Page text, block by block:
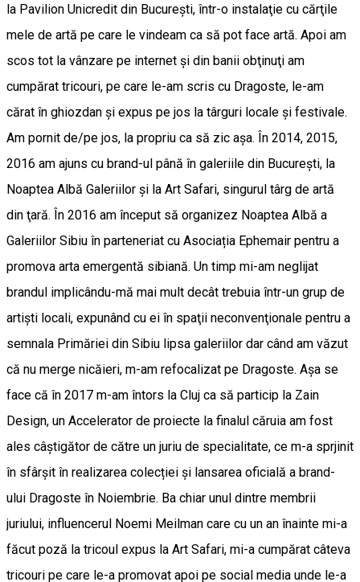
la Pavilion Unicredit din București, într-o instalaţie cu cărţile
mele de artă pe care le vindeam ca să pot face artă. Apoi am
scos tot la vânzare pe internet și din banii obţinuţi am
cumpărat tricouri, pe care le-am scris cu Dragoste, le-am
cărat în ghiozdan şi expus pe jos la târguri locale şi festivale.
Am pornit de/pe jos, la propriu ca să zic așa. În 2014, 2015,
2016 am ajuns cu brand-ul până în galeriile din Bucureşti, la
Noaptea Albă Galeriilor şi la Art Safari, singurul târg de artă
din ţară. În 2016 am început să organizez Noaptea Albă a
Galeriilor Sibiu în parteneriat cu Asociația Ephemair pentru a
promova arta emergentă sibiană. Un timp mi-am neglijat
brandul implicându-mă mai mult decât trebuia într-un grup de
artişti locali, expunând cu ei în spaţii neconvenţionale pentru a
semnala Primăriei din Sibiu lipsa galeriilor dar când am văzut
că nu merge nicăieri, m-am refocalizat pe Dragoste. Aşa se
face că în 2017 m-am întors la Cluj ca să particip la Zain
Design, un Accelerator de proiecte la finalul căruia am fost
ales câștigător de către un juriu de specialitate, ce m-a sprjinit
în sfârşit în realizarea colecției și lansarea oficială a brand-
ului Dragoste în Noiembrie. Ba chiar unul dintre membrii
juriului, influencerul Noemi Meilman care cu un an înainte mi-a
făcut poză la tricoul expus la Art Safari, mi-a cumpărat câteva
tricouri pe care le-a promovat apoi pe social media unde le-a